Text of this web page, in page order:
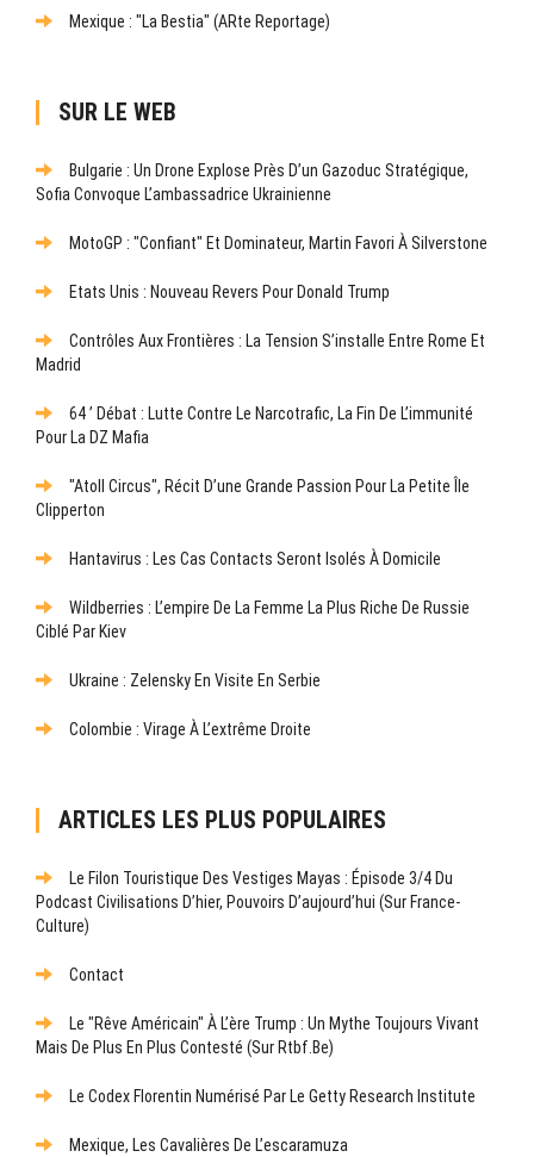
Mexique : "La Bestia" (ARte Reportage)
SUR LE WEB
Bulgarie : Un Drone Explose Près D’un Gazoduc Stratégique,
Sofia Convoque L’ambassadrice Ukrainienne
MotoGP : "Confiant" Et Dominateur, Martin Favori À Silverstone
Etats Unis : Nouveau Revers Pour Donald Trump
Contrôles Aux Frontières : La Tension S’installe Entre Rome Et
Madrid
64 ’ Débat : Lutte Contre Le Narcotrafic, La Fin De L’immunité
Pour La DZ Mafia
"Atoll Circus", Récit D’une Grande Passion Pour La Petite Île
Clipperton
Hantavirus : Les Cas Contacts Seront Isolés À Domicile
Wildberries : L’empire De La Femme La Plus Riche De Russie
Ciblé Par Kiev
Ukraine : Zelensky En Visite En Serbie
Colombie : Virage À L’extrême Droite
ARTICLES LES PLUS POPULAIRES
Le Filon Touristique Des Vestiges Mayas : Épisode 3/4 Du
Podcast Civilisations D’hier, Pouvoirs D’aujourd’hui (sur France-
Culture)
Contact
Le "rêve Américain" À L’ère Trump : Un Mythe Toujours Vivant
Mais De Plus En Plus Contesté (sur Rtbf.be)
Le Codex Florentin Numérisé Par Le Getty Research Institute
Mexique, Les Cavalières De L’escaramuza